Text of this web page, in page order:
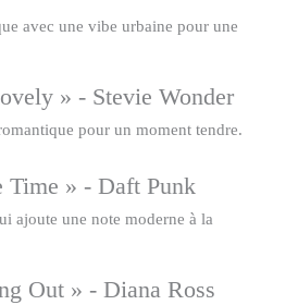
avec une vibe urbaine pour une
» - Stevie Wonder
pour un moment tendre.
Time » - Daft Punk
ajoute une note moderne à la
Out » - Diana Ross